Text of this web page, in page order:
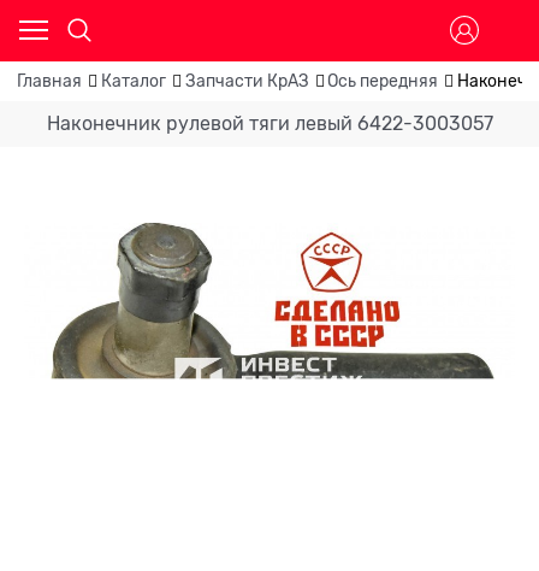
Главная Каталог Запчасти КрАЗ Ось передняя
Наконечник рулевой тяги левый 6422-3003057